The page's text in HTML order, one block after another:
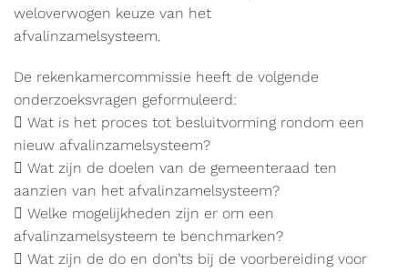
weloverwogen keuze van het
afvalinzamelsysteem.
De rekenkamercommissie heeft de volgende
onderzoeksvragen geformuleerd:
 Wat is het proces tot besluitvorming rondom een
nieuw afvalinzamelsysteem?
 Wat zijn de doelen van de gemeenteraad ten
aanzien van het afvalinzamelsysteem?
 Welke mogelijkheden zijn er om een
afvalinzamelsysteem te benchmarken?
 Wat zijn de do en don’ts bij de voorbereiding voor